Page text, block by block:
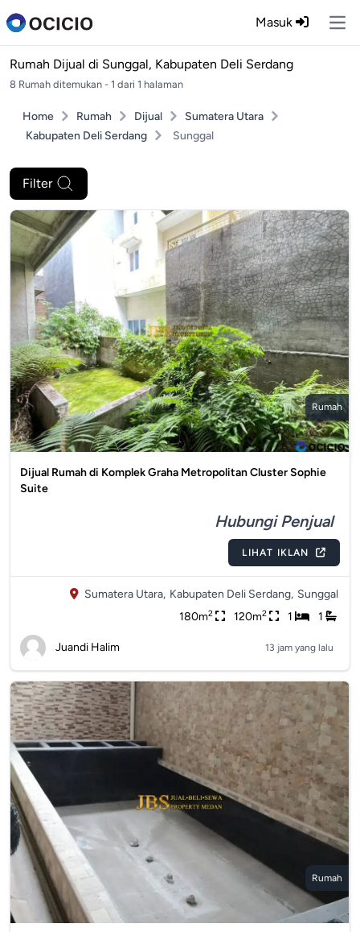
Masuk
Rumah Dijual di Sunggal, Kabupaten Deli Serdang
8 Rumah ditemukan - 1 dari 1 halaman
Home Rumah Dijual
Sumatera Utara
Kabupaten Deli Serdang
Sunggal
Filter
Rumah
Dijual Rumah di Komplek Graha Metropolitan Cluster Sophie
Suite
Hubungi Penjual
LIHAT IKLAN
Sumatera Utara, Kabupaten Deli Serdang, Sunggal
180m2 120m2 1 1
Juandi Halim 13 jam yang lalu
Rumah